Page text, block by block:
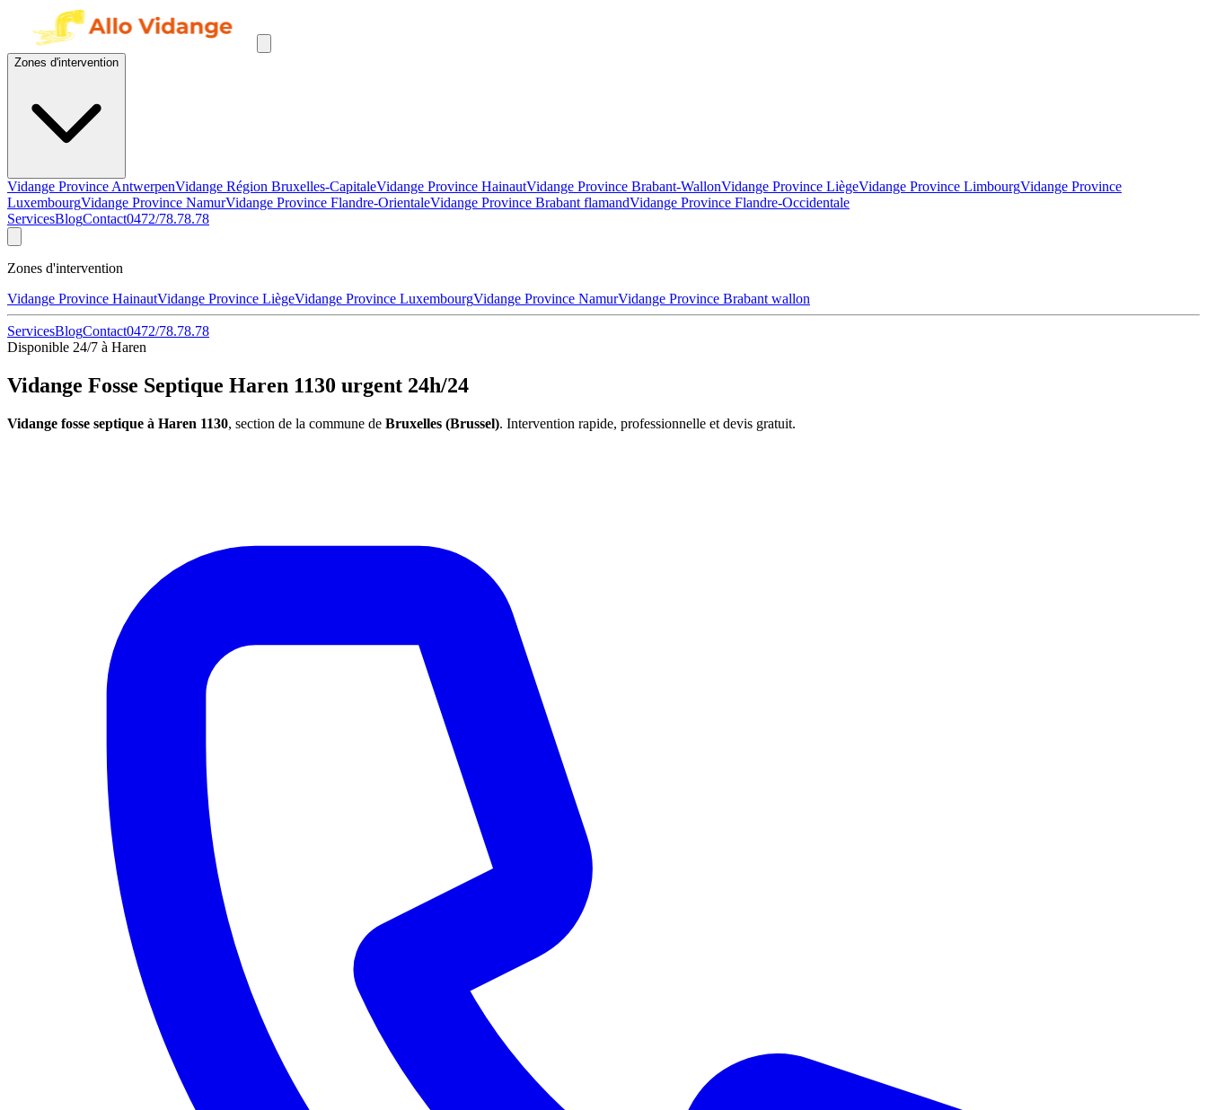
Zones d'intervention
Vidange Province AntwerpenVidange Région Bruxelles-CapitaleVidange Province HainautVidange Province Brabant-WallonVidange Province LiègeVidange Province LimbourgVidange Province
LuxembourgVidange Province NamurVidange Province Flandre-OrientaleVidange Province Brabant flamandVidange Province Flandre-Occidentale
ServicesBlogContact0472/78.78.78
Zones d'intervention
Vidange Province HainautVidange Province LiègeVidange Province LuxembourgVidange Province NamurVidange Province Brabant wallon
ServicesBlogContact0472/78.78.78
Disponible 24/7 à Haren
Vidange Fosse Septique Haren 1130 urgent 24h/24
Vidange fosse septique à Haren 1130, section de la commune de Bruxelles (Brussel). Intervention rapide, professionnelle et devis gratuit.